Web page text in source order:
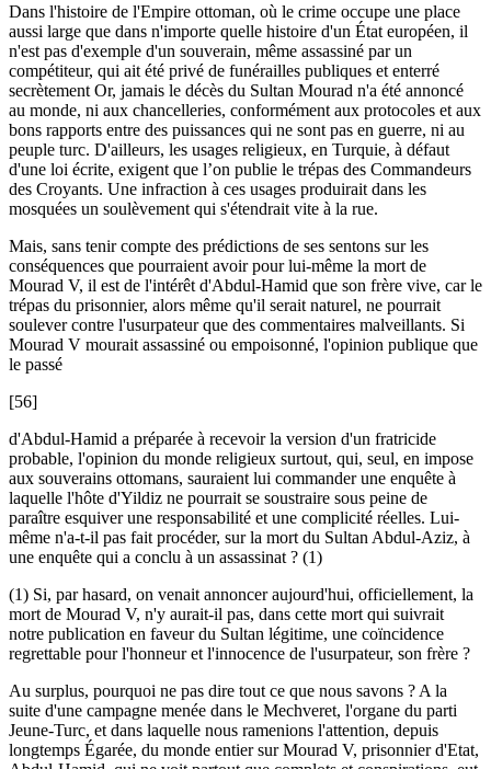
Dans l'histoire de l'Empire ottoman, où le crime occupe une place
aussi large que dans n'importe quelle histoire d'un État européen, il
n'est pas d'exemple d'un souverain, même assassiné par un
compétiteur, qui ait été privé de funérailles publiques et enterré
secrètement Or, jamais le décès du Sultan Mourad n'a été annoncé
au monde, ni aux chancelleries, conformément aux protocoles et aux
bons rapports entre des puissances qui ne sont pas en guerre, ni au
peuple turc. D'ailleurs, les usages religieux, en Turquie, à défaut
d'une loi écrite, exigent que l’on publie le trépas des Commandeurs
des Croyants. Une infraction à ces usages produirait dans les
mosquées un soulèvement qui s'étendrait vite à la rue.
Mais, sans tenir compte des prédictions de ses sentons sur les
conséquences que pourraient avoir pour lui-même la mort de
Mourad V, il est de l'intérêt d'Abdul-Hamid que son frère vive, car le
trépas du prisonnier, alors même qu'il serait naturel, ne pourrait
soulever contre l'usurpateur que des commentaires malveillants. Si
Mourad V mourait assassiné ou empoisonné, l'opinion publique que
le passé
[56]
d'Abdul-Hamid a préparée à recevoir la version d'un fratricide
probable, l'opinion du monde religieux surtout, qui, seul, en impose
aux souverains ottomans, sauraient lui commander une enquête à
laquelle l'hôte d'Yildiz ne pourrait se soustraire sous peine de
paraître esquiver une responsabilité et une complicité réelles. Lui-
même n'a-t-il pas fait procéder, sur la mort du Sultan Abdul-Aziz, à
une enquête qui a conclu à un assassinat ? (1)
(1) Si, par hasard, on venait annoncer aujourd'hui, officiellement, la
mort de Mourad V, n'y aurait-il pas, dans cette mort qui suivrait
notre publication en faveur du Sultan légitime, une coïncidence
regrettable pour l'honneur et l'innocence de l'usurpateur, son frère ?
Au surplus, pourquoi ne pas dire tout ce que nous savons ? A la
suite d'une campagne menée dans le Mechveret, l'organe du parti
Jeune-Turc, et dans laquelle nous ramenions l'attention, depuis
longtemps Égarée, du monde entier sur Mourad V, prisonnier d'Etat,